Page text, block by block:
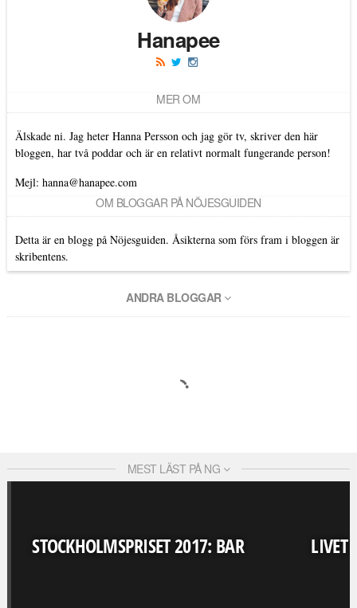
Hanapee
MER OM
Älskade ni. Jag heter Hanna Persson och jag gör tv, skriver den här
bloggen, har två poddar och är en relativt normalt fungerande person!
Mejl: hanna@hanapee.com
OM BLOGGAR PÅ NÖJESGUIDEN
Detta är en blogg på Nöjesguiden. Åsikterna som förs fram i bloggen är
skribentens.
ANDRA BLOGGAR
MEST LÄST PÅ NG
STOCKHOLMSPRISET 2017: BAR LIVET